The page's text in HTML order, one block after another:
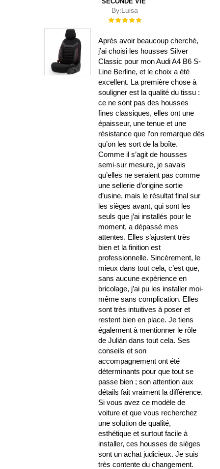
By:Luisa
Évaluation :
Après avoir beaucoup cherché,
j’ai choisi les housses Silver
Classic pour mon Audi A4 B6 S-
Line Berline, et le choix a été
excellent. La première chose à
souligner est la qualité du tissu :
ce ne sont pas des housses
fines classiques, elles ont une
épaisseur, une tenue et une
résistance que l’on remarque dès
qu’on les sort de la boîte.
Comme il s’agit de housses
semi-sur mesure, je savais
qu’elles ne seraient pas comme
une sellerie d’origine sortie
d’usine, mais le résultat final sur
les sièges avant, qui sont les
seuls que j’ai installés pour le
moment, a dépassé mes
attentes. Elles s’ajustent très
bien et la finition est
professionnelle. Sincèrement, le
mieux dans tout cela, c’est que,
sans aucune expérience en
bricolage, j’ai pu les installer moi-
même sans complication. Elles
sont très intuitives à poser et
restent bien en place. Je tiens
également à mentionner le rôle
de Julián dans tout cela. Ses
conseils et son
accompagnement ont été
déterminants pour que tout se
passe bien ; son attention aux
détails fait vraiment la différence.
Si vous avez ce modèle de
voiture et que vous recherchez
une solution de qualité,
esthétique et surtout facile à
installer, ces housses de sièges
sont un achat judicieux. Je suis
très contente du changement.